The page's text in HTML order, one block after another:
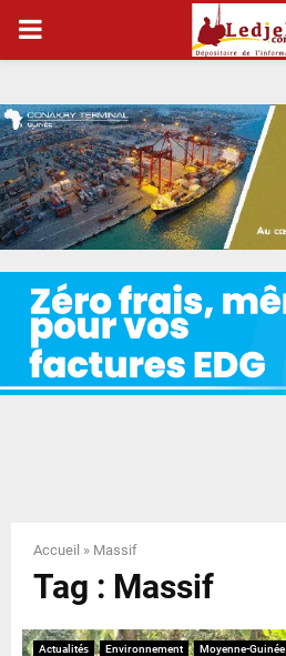
P
I
M
A
Y
N
U
Accueil » Massif
Tag : Massif
Actualités Environnement Moyenne-Guinée